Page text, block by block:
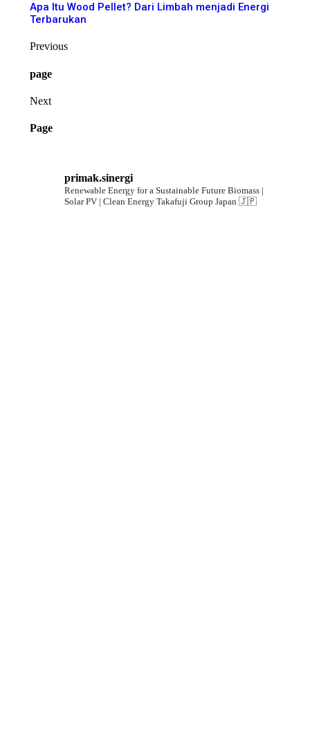
Apa Itu Wood Pellet? Dari Limbah menjadi Energi
Terbarukan
Previous
page
Next
Page
primak.sinergi
Renewable Energy for a Sustainable Future Biomass |
Solar PV | Clean Energy Takafuji Group Japan 🇯🇵